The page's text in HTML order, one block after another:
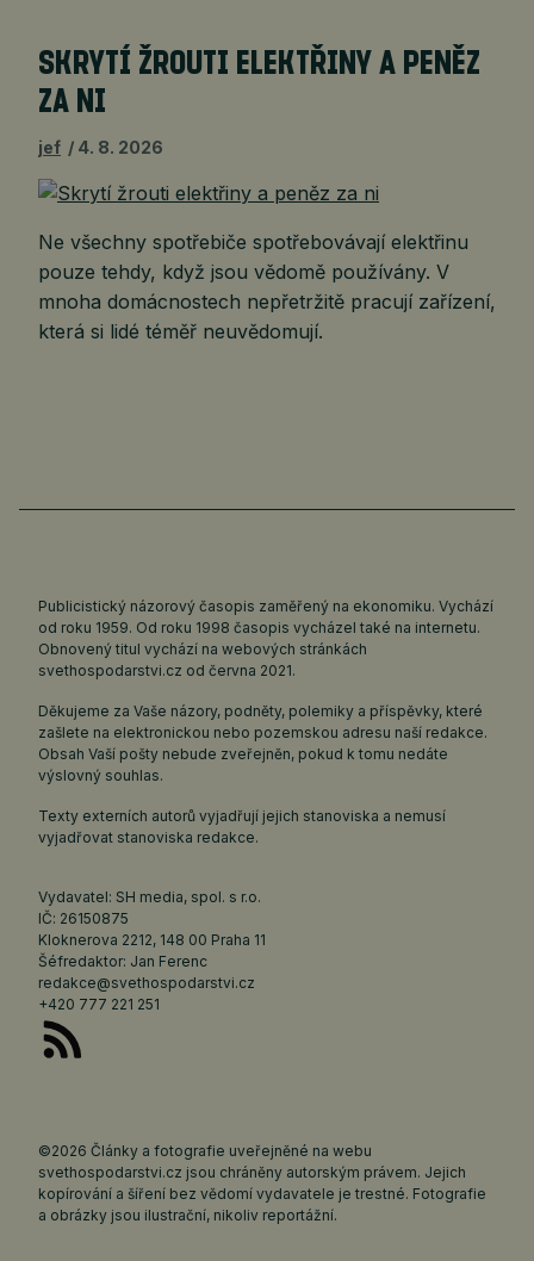
SKRYTÍ ŽROUTI ELEKTŘINY A PENĚZ
ZA NI
jef 4. 8. 2026
Ne všechny spotřebiče spotřebovávají elektřinu
pouze tehdy, když jsou vědomě používány. V
mnoha domácnostech nepřetržitě pracují zařízení,
která si lidé téměř neuvědomují.
Publicistický názorový časopis zaměřený na ekonomiku. Vychází
od roku 1959. Od roku 1998 časopis vycházel také na internetu.
Obnovený titul vychází na webových stránkách
svethospodarstvi.cz od června 2021.
Děkujeme za Vaše názory, podněty, polemiky a příspěvky, které
zašlete na elektronickou nebo pozemskou adresu naší redakce.
Obsah Vaší pošty nebude zveřejněn, pokud k tomu nedáte
výslovný souhlas.
Texty externích autorů vyjadřují jejich stanoviska a nemusí
vyjadřovat stanoviska redakce.
Vydavatel: SH media, spol. s r.o.
IČ: 26150875
Kloknerova 2212, 148 00 Praha 11
Šéfredaktor: Jan Ferenc
redakce@svethospodarstvi.cz
+420 777 221 251
©2026 Články a fotografie uveřejněné na webu
svethospodarstvi.cz jsou chráněny autorským právem. Jejich
kopírování a šíření bez vědomí vydavatele je trestné. Fotografie
a obrázky jsou ilustrační, nikoliv reportážní.